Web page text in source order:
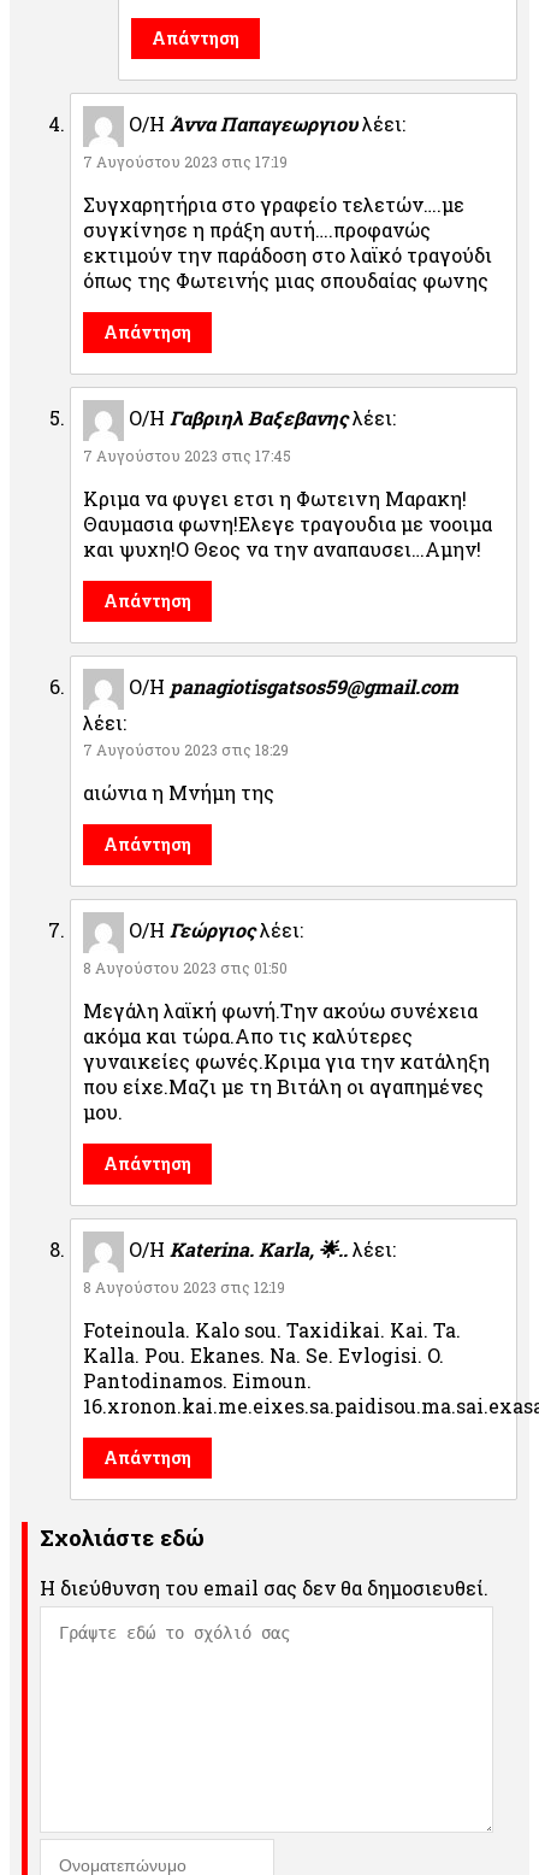
Απάντηση
Ο/Η Άννα Παπαγεωργιουλέει:
7 Αυγούστου 2023 στις 17:19
Συγχαρητήρια στο γραφείο τελετών….με
συγκίνησε η πράξη αυτή….προφανώς
εκτιμούν την παράδοση στο λαϊκό τραγούδι
όπως της Φωτεινής μιας σπουδαίας φωνης
Απάντηση
Ο/Η Γαβριηλ Βαξεβανηςλέει:
7 Αυγούστου 2023 στις 17:45
Κριμα να φυγει ετσι η Φωτεινη Μαρακη!
Θαυμασια φωνη!Ελεγε τραγουδια με νοοιμα
και ψυχη!Ο Θεος να την αναπαυσει…Αμην!
Απάντηση
Ο/Η panagiotisgatsos59@gmail.com
λέει:
7 Αυγούστου 2023 στις 18:29
αιώνια η Μνήμη της
Απάντηση
Ο/Η Γεώργιοςλέει:
8 Αυγούστου 2023 στις 01:50
Μεγάλη λαϊκή φωνή.Την ακούω συνέχεια
ακόμα και τώρα.Απο τις καλύτερες
γυναικείες φωνές.Κριμα για την κατάληξη
που είχε.Μαζι με τη Βιτάλη οι αγαπημένες
μου.
Απάντηση
Ο/Η Katerina. Karla, 🌟..λέει:
8 Αυγούστου 2023 στις 12:19
Foteinoula. Kalo sou. Taxidikai. Kai. Ta.
Kalla. Pou. Ekanes. Na. Se. Evlogisi. O.
Pantodinamos. Eimoun.
Απάντηση
Σχολιάστε εδώ
Η διεύθυνση του email σας δεν θα δημοσιευθεί.